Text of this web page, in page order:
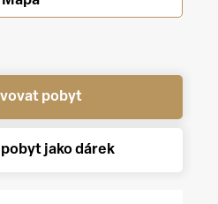
pobyt
jako dárek